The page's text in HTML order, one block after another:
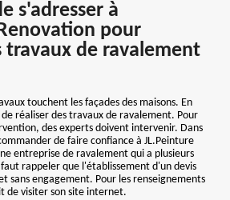
s'adresser à
pour
travaux de ravalement
touchent les façades des maisons. En
réaliser des travaux de ravalement. Pour
des experts doivent intervenir. Dans
de faire confiance à JL.Peinture
entreprise de ravalement qui a plusieurs
rappeler que l'établissement d'un devis
sans engagement. Pour les renseignements
de visiter son site internet.